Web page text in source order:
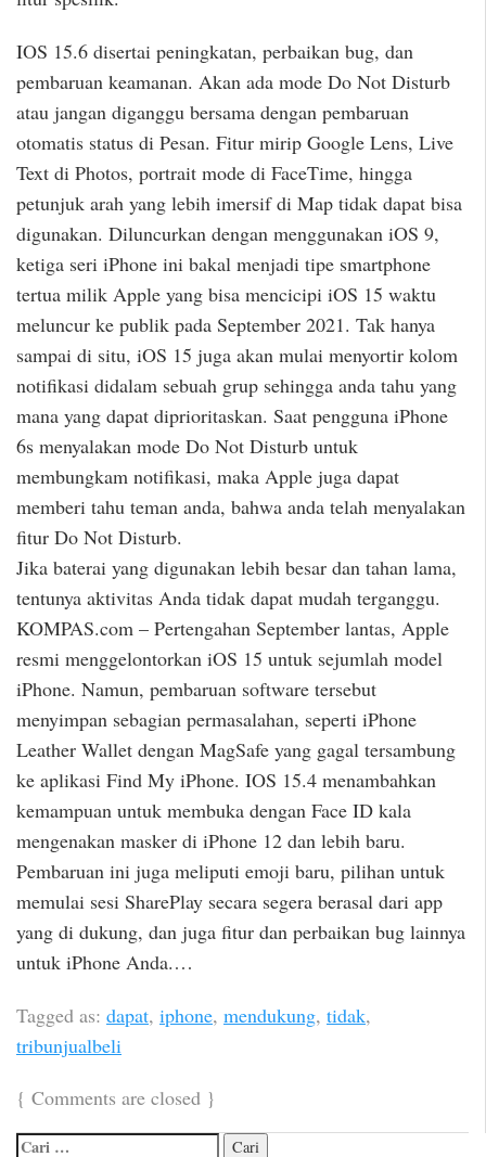
IOS 15.6 disertai peningkatan, perbaikan bug, dan
pembaruan keamanan. Akan ada mode Do Not Disturb
atau jangan diganggu bersama dengan pembaruan
otomatis status di Pesan. Fitur mirip Google Lens, Live
Text di Photos, portrait mode di FaceTime, hingga
petunjuk arah yang lebih imersif di Map tidak dapat bisa
digunakan. Diluncurkan dengan menggunakan iOS 9,
ketiga seri iPhone ini bakal menjadi tipe smartphone
tertua milik Apple yang bisa mencicipi iOS 15 waktu
meluncur ke publik pada September 2021. Tak hanya
sampai di situ, iOS 15 juga akan mulai menyortir kolom
notifikasi didalam sebuah grup sehingga anda tahu yang
mana yang dapat diprioritaskan. Saat pengguna iPhone
6s menyalakan mode Do Not Disturb untuk
membungkam notifikasi, maka Apple juga dapat
memberi tahu teman anda, bahwa anda telah menyalakan
fitur Do Not Disturb.
Jika baterai yang digunakan lebih besar dan tahan lama,
tentunya aktivitas Anda tidak dapat mudah terganggu.
KOMPAS.com – Pertengahan September lantas, Apple
resmi menggelontorkan iOS 15 untuk sejumlah model
iPhone. Namun, pembaruan software tersebut
menyimpan sebagian permasalahan, seperti iPhone
Leather Wallet dengan MagSafe yang gagal tersambung
ke aplikasi Find My iPhone. IOS 15.4 menambahkan
kemampuan untuk membuka dengan Face ID kala
mengenakan masker di iPhone 12 dan lebih baru.
Pembaruan ini juga meliputi emoji baru, pilihan untuk
memulai sesi SharePlay secara segera berasal dari app
yang di dukung, dan juga fitur dan perbaikan bug lainnya
untuk iPhone Anda.…
Tagged as: dapat, iphone, mendukung, tidak,
tribunjualbeli
{ Comments are closed }